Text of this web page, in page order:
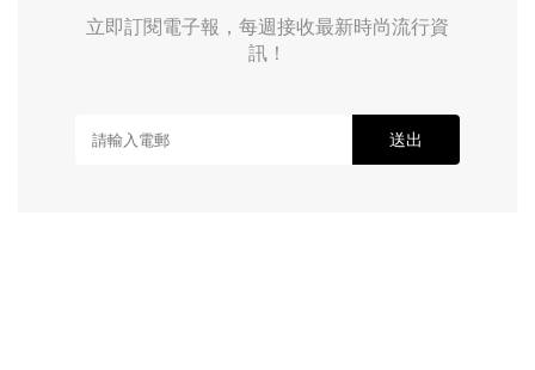
立即訂閱電子報，每週接收最新時尚流行資
訊！
送出